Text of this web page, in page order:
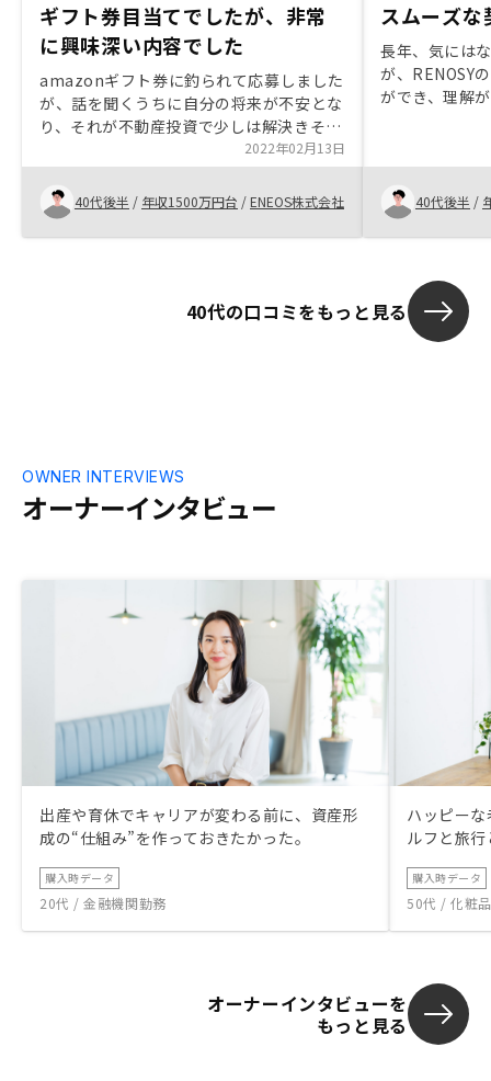
ギフト券目当てでしたが、非常
に興味深い内容でした
amazonギフト券に釣られて応募しました
が、話を聞くうちに自分の将来が不安とな
り、それが不動産投資で少しは解決きそう
なことがわかったため、今回不動産投資を
はじめた。営業の説明も分かりやすく、こ
ちらの不手際にも非常に丁寧に対応いただ
きました。
2022年02月13日
40代後半 / 年収1500万円台 /ENEOS株式会社
スムーズな
長年、気には
が、RENOSY
ができ、理解
かと思います
トも充実して
みました。
40代後半 /
40代の口コミをもっと見る
オーナーインタビュー
OWNER INTERVIEWS
出産や育休でキャリアが変わる前に、資産形
成の“仕組み”を作っておきたかった。
購入時データ
20代 / 金融機関勤務
ハッピー
ルフと旅
購入時データ
50代 / 化粧
オーナーインタビューを
もっと見る